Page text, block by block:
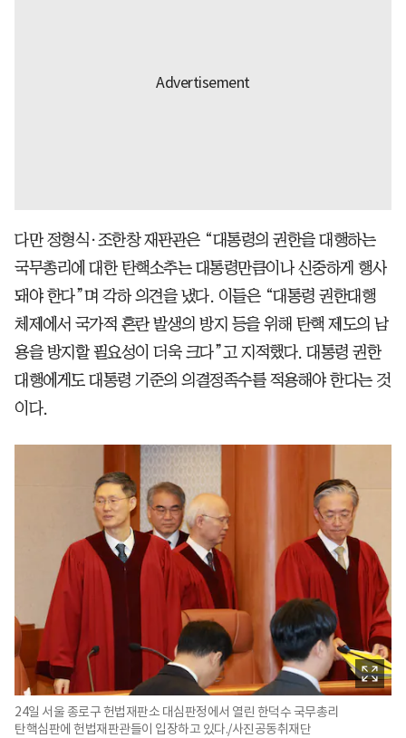
다만 정형식·조한창 재판관은 “대통령의 권한을 대행하는
국무총리에 대한 탄핵소추는 대통령만큼이나 신중하게 행사
돼야 한다”며 각하 의견을 냈다. 이들은 “대통령 권한대행
체제에서 국가적 혼란 발생의 방지 등을 위해 탄핵 제도의 남
용을 방지할 필요성이 더욱 크다”고 지적했다. 대통령 권한
대행에게도 대통령 기준의 의결정족수를 적용해야 한다는 것
이다.
24일 서울 종로구 헌법재판소 대심판정에서 열린 한덕수 국무총리
탄핵심판에 헌법재판관들이 입장하고 있다./사진공동취재단